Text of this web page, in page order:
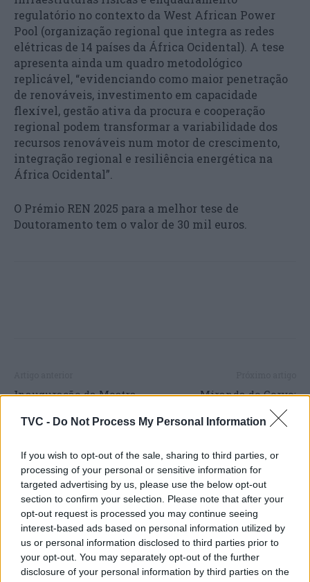
TVC - Do Not Process My Personal Information
If you wish to opt-out of the sale, sharing to third parties, or
processing of your personal or sensitive information for
targeted advertising by us, please use the below opt-out
section to confirm your selection. Please note that after your
opt-out request is processed you may continue seeing
interest-based ads based on personal information utilized by
us or personal information disclosed to third parties prior to
your opt-out. You may separately opt-out of the further
disclosure of your personal information by third parties on the
regulatório no contexto da West African Power
Pool (organização regional que integra as redes
elétricas de 14 países da África Ocidental). A tese
apresenta ainda um quadro metodológico
replicável, “evidenciando como maior penetração
de renováveis, investimento em capacidade
flexível, gestão ativa da procura e cooperação
regional podem transformar a variabilidade dos
recursos renováveis num motor de crescimento,
integração regional e resiliência energética na
África Ocidental”.
O Prémio REN 2025 para a melhor tese de
Doutoramento tem o valor de 30 mil euros.
Inauguração da Mostra
Miranda do Corvo:
Fundação ADFP celebrou o
Dia Internacional das
com um programa especial
dedicado à inclusão
ARTIGOS RELACIONADOSMAIS DO AUTOR